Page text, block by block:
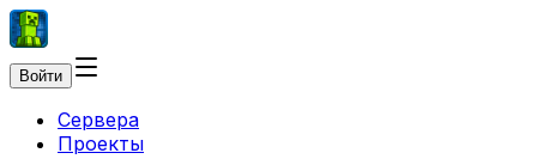
Войти
Сервера
Проекты